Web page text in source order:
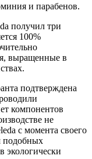
и парабенов.
получил три
100%
выращенные в
подтверждена
компонентов
не
с момента своего
подобных
экологически